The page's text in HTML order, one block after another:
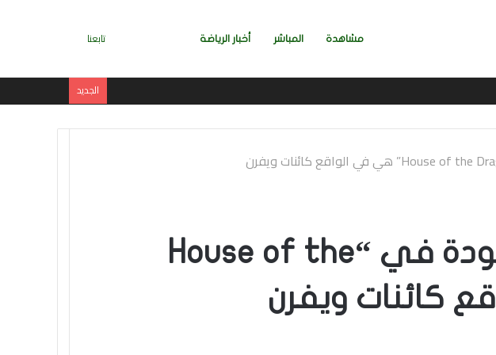
أخبار الرياضة المباشر مشاهدة تسجيلتابعنا
الجديد
نأسف لإزعاجك، التنانين الموجودة في “House of the